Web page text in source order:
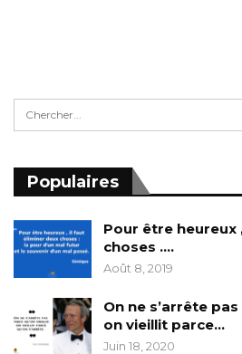
Populaires
Pour être heureux
choses ….
Août 8, 2019
On ne s’arrête
on vieillit parce…
Juin 18, 2020